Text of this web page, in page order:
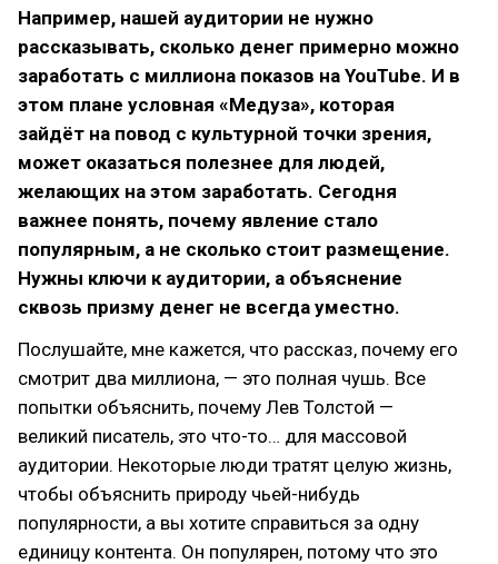
Например, нашей аудитории не нужно
рассказывать, сколько денег примерно можно
заработать с миллиона показов на YouTube. И в
этом плане условная «Медуза», которая
зайдёт на повод с культурной точки зрения,
может оказаться полезнее для людей,
желающих на этом заработать. Сегодня
важнее понять, почему явление стало
популярным, а не сколько стоит размещение.
Нужны ключи к аудитории, а объяснение
сквозь призму денег не всегда уместно.
Послушайте, мне кажется, что рассказ, почему его
смотрит два миллиона, — это полная чушь. Все
попытки объяснить, почему Лев Толстой —
великий писатель, это что-то… для массовой
аудитории. Некоторые люди тратят целую жизнь,
чтобы объяснить природу чьей-нибудь
популярности, а вы хотите справиться за одну
единицу контента. Он популярен, потому что это